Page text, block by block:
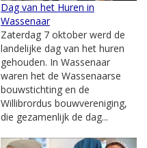
Dag van het Huren in
Wassenaar
Zaterdag 7 oktober werd de
landelijke dag van het huren
gehouden. In Wassenaar
waren het de Wassenaarse
bouwstichting en de
Willibrordus bouwvereniging,
die gezamenlijk de dag...